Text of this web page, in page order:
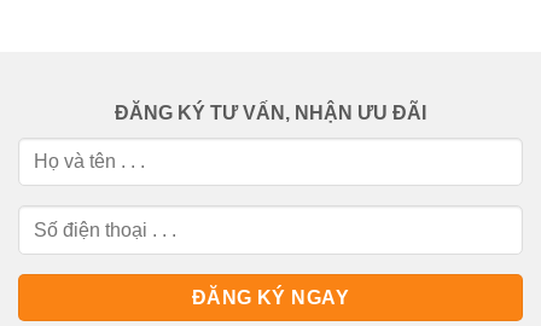
ĐĂNG KÝ TƯ VẤN, NHẬN ƯU ĐÃI